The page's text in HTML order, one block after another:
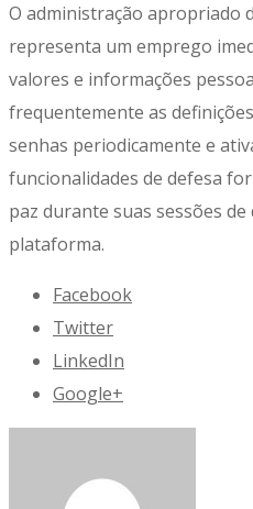
O administração apropriado
representa um emprego
valores e informações
frequentemente as
senhas periodicamente e
funcionalidades de defesa
paz durante suas sessões
plataforma.
Facebook
Twitter
LinkedIn
Google+